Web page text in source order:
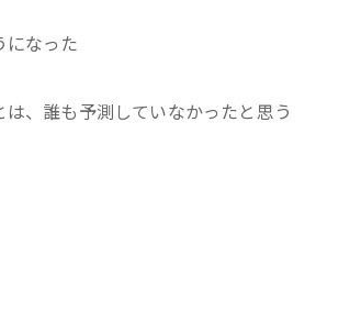
になった
、誰も予測していなかったと思う